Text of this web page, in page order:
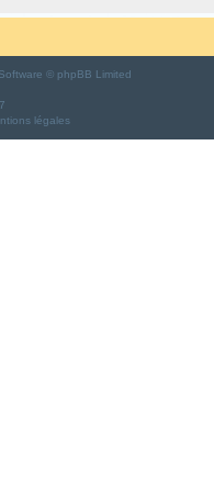
© phpBB Limited
légales